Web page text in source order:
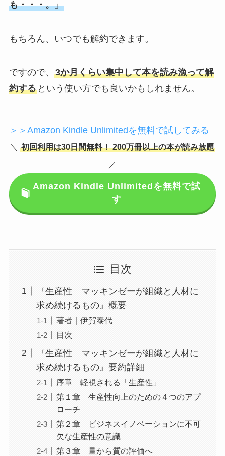
も・・・。」
もちろん、いつでも解約できます。
ですので、 3か月くらい集中して本を読み漁って解
約するという使い方でも良いかもしれません。
＞＞Amazon Kindle Unlimitedを無料で試してみる
＼ 初回利用は30日間無料！ 200万冊以上の本が読み放題
／
Amazon Kindle Unlimitedを無料で試
す
目次
『生産性 マッキンゼーが組織と人材に
求め続けるもの』概要
著者｜伊賀泰代
目次
『生産性 マッキンゼーが組織と人材に
求め続けるもの』要約詳細
序章 軽視される「生産性」
第１章 生産性向上のための４つのアプ
ローチ
第２章 ビジネスイノベーションに不可
欠な生産性の意識
第３章 量から質の評価へ